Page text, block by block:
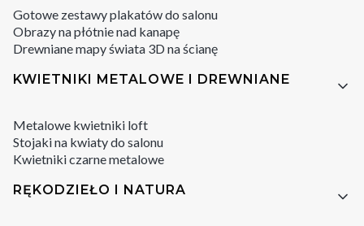
Gotowe zestawy plakatów do salonu
Obrazy na płótnie nad kanapę
Drewniane mapy świata 3D na ścianę
KWIETNIKI METALOWE I DREWNIANE
Metalowe kwietniki loft
Stojaki na kwiaty do salonu
Kwietniki czarne metalowe
RĘKODZIEŁO I NATURA